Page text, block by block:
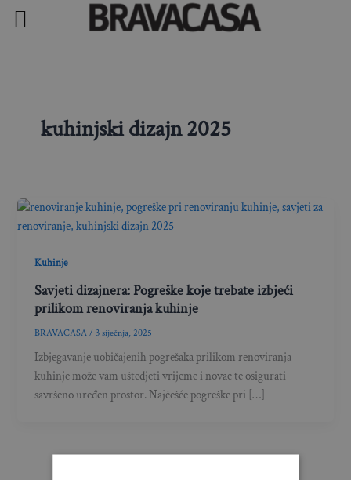
kuhinjski dizajn 2025
Kuhinje
Savjeti dizajnera: Pogreške koje trebate izbjeći
prilikom renoviranja kuhinje
BRAVACASA/3 siječnja, 2025
Izbjegavanje uobičajenih pogrešaka prilikom renoviranja
kuhinje može vam uštedjeti vrijeme i novac te osigurati
savršeno uređen prostor. Najčešće pogreške pri […]